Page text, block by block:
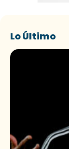
Lo Último